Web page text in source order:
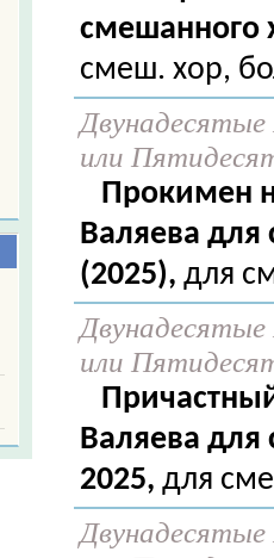
смешанного
смеш. хор,
или
Прокимен
Валяева
(2025), для
или
Валяева
2025, для